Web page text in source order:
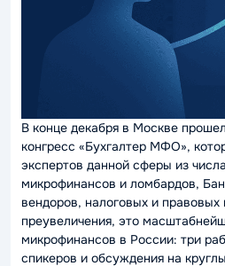
В конце декабря в Москве
конгресс «Бухгалтер МФО»,
экспертов данной сферы из
микрофинансов и ломбардов,
вендоров, налоговых и правовых
преувеличения, это
микрофинансов в России: три
спикеров и обсуждения на